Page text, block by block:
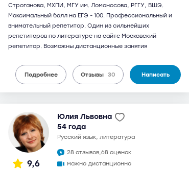
Строганова, МХПИ, МГУ им. Ломоносова, РГГУ, ВШЭ.
Максимальный балл на ЕГЭ - 100. Профессиональный и
внимательный репетитор. Один из сильнейших
репетиторов по литературе на сайте Московский
репетитор. Возможны дистанционные занятия
Подробнее Отзывы 30 Написать
9,6
Юлия Львовна
54 года
русский язык, литература
28 отзывов,68 оценок
можно дистанционно